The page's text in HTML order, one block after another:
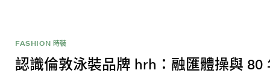
FASHION 時裝
認識倫敦泳裝品牌 hrh：融匯體操與 80